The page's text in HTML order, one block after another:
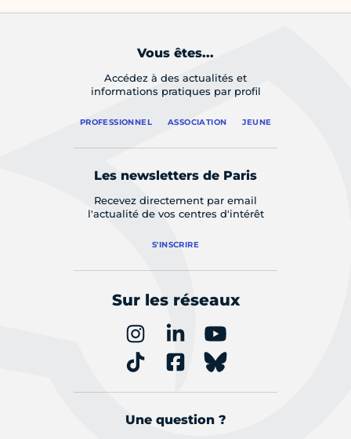
Vous êtes...
Accédez à des actualités et
informations pratiques par profil
PROFESSIONNEL ASSOCIATION JEUNE
Les newsletters de Paris
Recevez directement par email
l'actualité de vos centres d'intérêt
S'INSCRIRE
Sur les réseaux
Une question ?